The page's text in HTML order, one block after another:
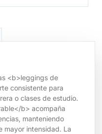
<b>leggings de
consistente para
o clases de estudio.
b> acompaña
manteniendo
mayor intensidad. La